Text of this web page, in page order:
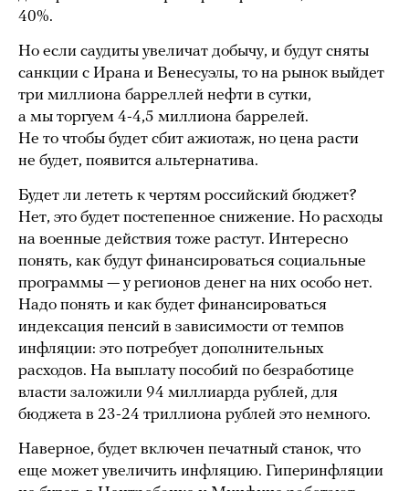
40%.
Но если саудиты увеличат добычу, и будут сняты
санкции с Ирана и Венесуэлы, то на рынок выйдет
три миллиона барреллей нефти в сутки,
а мы торгуем 4-4,5 миллиона баррелей.
Не то чтобы будет сбит ажиотаж, но цена расти
не будет, появится альтернатива.
Будет ли лететь к чертям российский бюджет?
Нет, это будет постепенное снижение. Но расходы
на военные действия тоже растут. Интересно
понять, как будут финансироваться социальные
программы — у регионов денег на них особо нет.
Надо понять и как будет финансироваться
индексация пенсий в зависимости от темпов
инфляции: это потребует дополнительных
расходов. На выплату пособий по безработице
власти заложили 94 миллиарда рублей, для
бюджета в 23-24 триллиона рублей это немного.
Наверное, будет включен печатный станок, что
еще может увеличить инфляцию. Гиперинфляции